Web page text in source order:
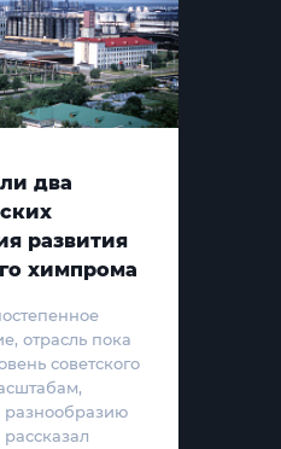
два
развития
химпрома
отрасль пока
советского
разнообразию